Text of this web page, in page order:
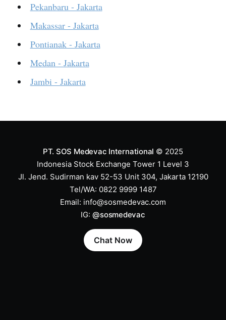
Pekanbaru - Jakarta
Makassar - Jakarta
Pontianak - Jakarta
Medan - Jakarta
Jambi - Jakarta
PT. SOS Medevac International © 2025
Indonesia Stock Exchange Tower 1 Level 3
Jl. Jend. Sudirman kav 52-53 Unit 304, Jakarta 12190
Tel/WA: 0822 9999 1487
Email: info@sosmedevac.com
IG:@sosmedevac
Chat Now